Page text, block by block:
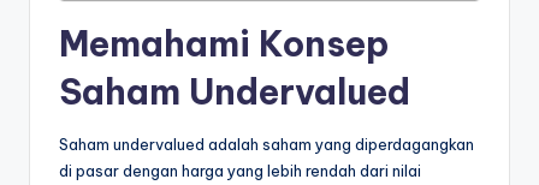
Memahami Konsep
Saham Undervalued
Saham undervalued adalah saham yang diperdagangkan
di pasar dengan harga yang lebih rendah dari nilai